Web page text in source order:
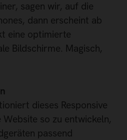
sagen wir, auf die
dann erscheint ab
eine optimierte
Bildschirme. Magisch,
dieses Responsive
Website so zu entwickeln,
passend